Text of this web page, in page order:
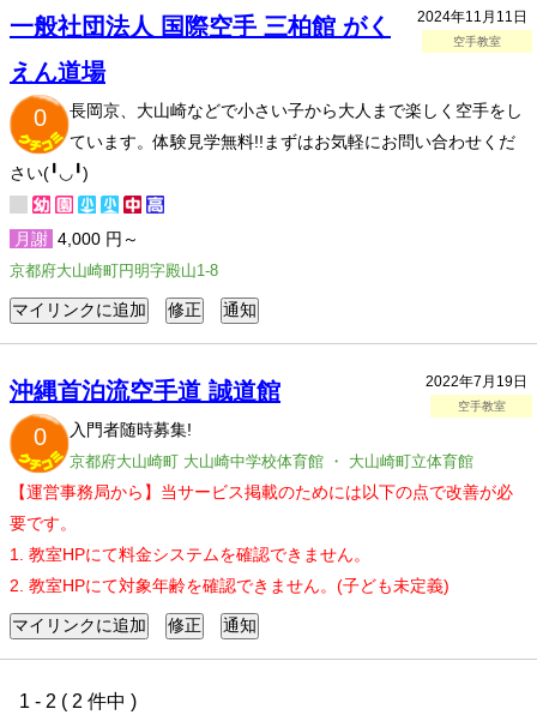
2024年11月11日
空手教室
一般社団法人 国際空手 三柏館 がく
えん道場
0
長岡京、大山崎などで小さい子から大人まで楽しく空手をし
ています。体験見学無料!!まずはお気軽にお問い合わせくだ
さい(╹◡╹)
月謝 4,000 円～
京都府大山崎町円明字殿山1-8
2022年7月19日
空手教室
沖縄首泊流空手道 誠道館
0
入門者随時募集!
京都府大山崎町 大山崎中学校体育館 ・ 大山崎町立体育館
【運営事務局から】当サービス掲載のためには以下の点で改善が必
要です。
1. 教室HPにて料金システムを確認できません。
2. 教室HPにて対象年齢を確認できません。(子ども未定義)
1 - 2 ( 2 件中 )